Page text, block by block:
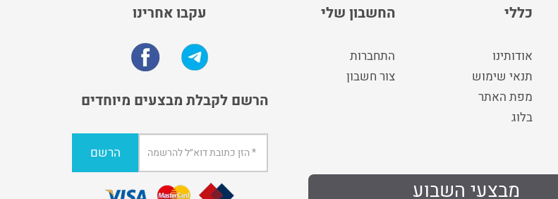
מבצעי השבוע
עקבו אחרינו
הרשם לקבלת מבצעים מיוחדים
הרשם
החשבון שלי
התחברות
צור חשבון
כללי
אודותינו
תנאי שימוש
מפת האתר
בלוג